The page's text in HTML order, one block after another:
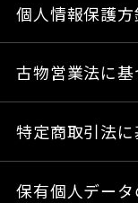
個人情報保護方
古物営業法に
特定商取引法
保有個人デー